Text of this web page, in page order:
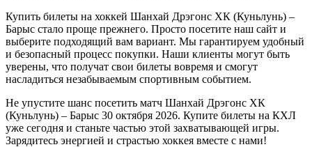
Купить билеты на хоккей Шанхай Дрэгонс ХК (Куньлунь) –
Барыс стало проще прежнего. Просто посетите наш сайт и
выберите подходящий вам вариант. Мы гарантируем удобный
и безопасный процесс покупки. Наши клиенты могут быть
уверены, что получат свои билеты вовремя и смогут
насладиться незабываемым спортивным событием.
Не упустите шанс посетить матч Шанхай Дрэгонс ХК
(Куньлунь) – Барыс 30 октября 2026. Купите билеты на КХЛ
уже сегодня и станьте частью этой захватывающей игры.
Зарядитесь энергией и страстью хоккея вместе с нами!